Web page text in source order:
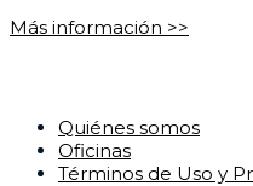
Más información >>
Quiénes somos
Oficinas
Términos de Uso y